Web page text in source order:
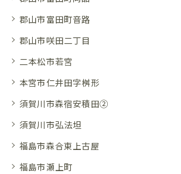
郡山市富田町音路
郡山市咲田二丁目
二本松市若宮
本宮市仁井田字桝形
須賀川市森宿安積田②
須賀川市弘法坦
福島市森合東上古屋
福島市瀬上町